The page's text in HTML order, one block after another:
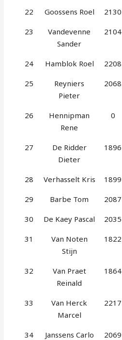
22 Goossens Roel 2130
23
Vandevenne
Sander
2104
24 Hamblok Roel 2208
25
Reyniers
Pieter
2068
26
Hennipman
Rene
0
27
De Ridder
Dieter
1896
28 Verhasselt Kris 1899
29 Barbe Tom 2087
30 De Kaey Pascal 2035
31
Van Noten
Stijn
1822
32
Van Praet
Reinald
1864
33
Van Herck
Marcel
2217
34 Janssens Carlo 2069